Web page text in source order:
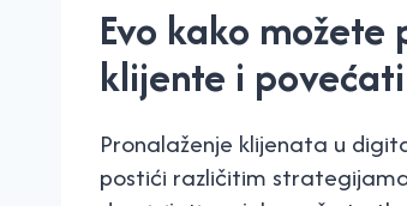
Evo kako
klijente i
Pronalaženje klijenata u
postići različitim